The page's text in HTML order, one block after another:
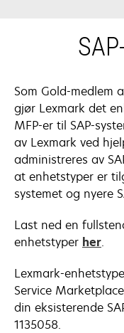
Som Gold-medlem
gjør Lexmark det
MFP-er til SAP-
av Lexmark ved
administreres av
at enhetstyper er
systemet og nyere
Last ned en
enhetstyper her.
Lexmark-
Service
din eksisterende
1135058.